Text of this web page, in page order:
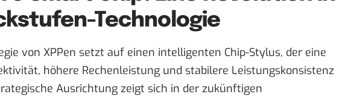
Technologie
von XPPen setzt auf einen intelligenten Chip-Stylus, der eine
höhere Rechenleistung und stabilere Leistungskonsistenz
Ausrichtung zeigt sich in der zukünftigen